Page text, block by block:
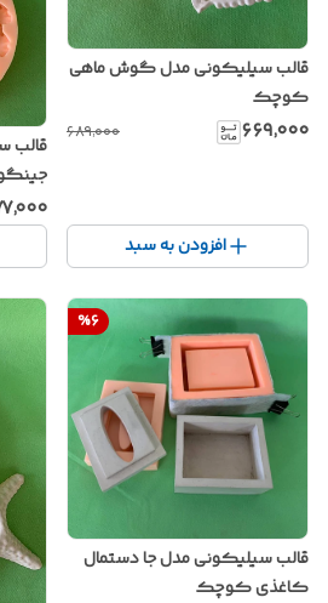
قالب سیلیکونی مدل گوش ماهی
کوچک
۶۶۹٬۰۰۰ ۶۸۹٬۰۰۰
افزودن به سبد
قالب
%6
قالب سیلیکونی مدل جا دستمال
کاغذی کوچک